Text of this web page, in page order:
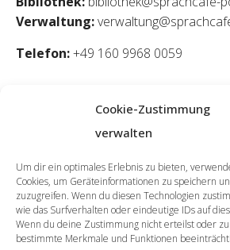
Cookie-Zustimmung
verwalten
Um dir ein optimales Erlebnis zu bieten,
Cookies, um Geräteinformationen zu speichern
zuzugreifen. Wenn du diesen Technologien
wie das Surfverhalten oder eindeutige IDs auf
Wenn du deine Zustimmung nicht erteilst oder
bestimmte Merkmale und Funktionen
Verwaltung:
Telefon:+49 160 9968 0059